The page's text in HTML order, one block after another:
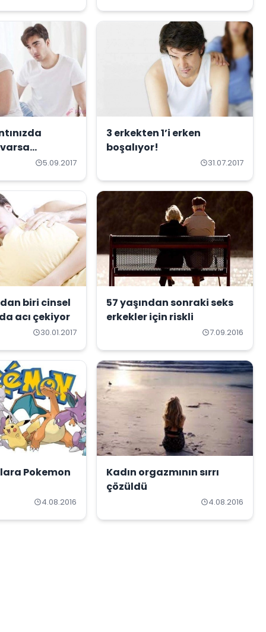
5.09.2017
3 erkekten 1’i erken
boşalıyor!
31.07.2017
biri cinsel
acı çekiyor
30.01.2017
57 yaşından sonraki seks
erkekler için riskli
7.09.2016
Pokemon
4.08.2016
Kadın orgazmının sırrı
çözüldü
4.08.2016